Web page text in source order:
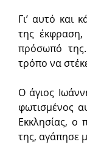
Γι’ αυτό και
της
πρόσωπό
τρόπο να
Ο άγιος
φωτισμένος
Εκκλησίας, ο
της, αγάπησε